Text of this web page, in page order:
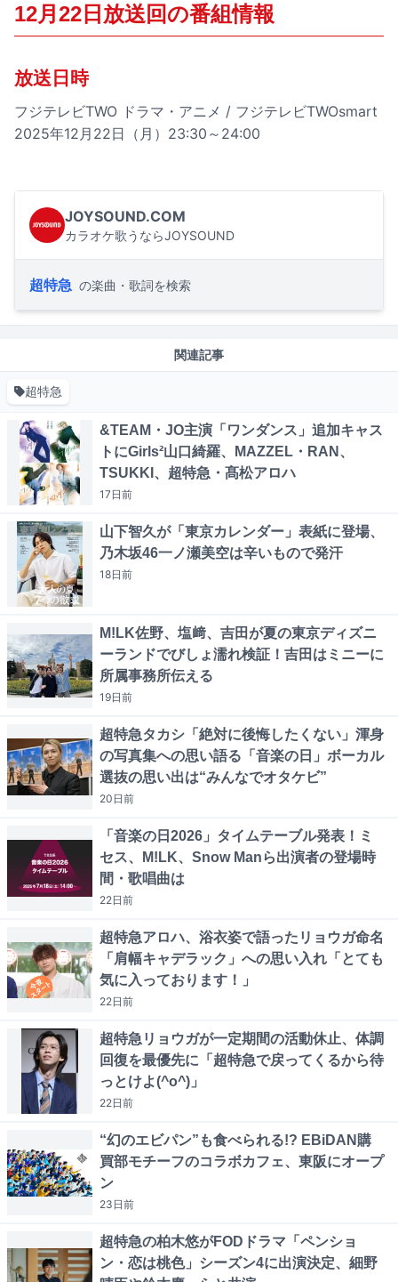
12月22日放送回の番組情報
放送日時
フジテレビTWO ドラマ・アニメ / フジテレビTWOsmart
2025年12月22日（月）23:30～24:00
JOYSOUND.COM
カラオケ歌うならJOYSOUND
超特急 の楽曲・歌詞を検索
関連記事
超特急
&TEAM・JO主演「ワンダンス」追加キャス
トにGirls²山口綺羅、MAZZEL・RAN、
TSUKKI、超特急・髙松アロハ
17日前
山下智久が「東京カレンダー」表紙に登場、
乃木坂46一ノ瀬美空は辛いもので発汗
18日前
M!LK佐野、塩﨑、吉田が夏の東京ディズニ
ーランドでびしょ濡れ検証！吉田はミニーに
所属事務所伝える
19日前
超特急タカシ「絶対に後悔したくない」渾身
の写真集への思い語る「音楽の日」ボーカル
選抜の思い出は“みんなでオタケビ”
20日前
「音楽の日2026」タイムテーブル発表！ミ
セス、M!LK、Snow Manら出演者の登場時
間・歌唱曲は
22日前
超特急アロハ、浴衣姿で語ったリョウガ命名
「肩幅キャデラック」への思い入れ「とても
気に入っております！」
22日前
超特急リョウガが一定期間の活動休止、体調
回復を最優先に「超特急で戻ってくるから待
っとけよ(^o^)」
22日前
“幻のエビパン”も食べられる!? EBiDAN購
買部モチーフのコラボカフェ、東阪にオープ
ン
23日前
超特急の柏木悠がFODドラマ「ペンショ
ン・恋は桃色」シーズン4に出演決定、細野